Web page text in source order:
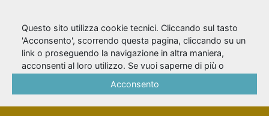
Minotti, Felice
PERSONA
Questo sito utilizza cookie tecnici. Cliccando sul tasto
'Acconsento', scorrendo questa pagina, cliccando su un
link o proseguendo la navigazione in altra maniera,
acconsenti al loro utilizzo. Se vuoi saperne di più o
Acconsento